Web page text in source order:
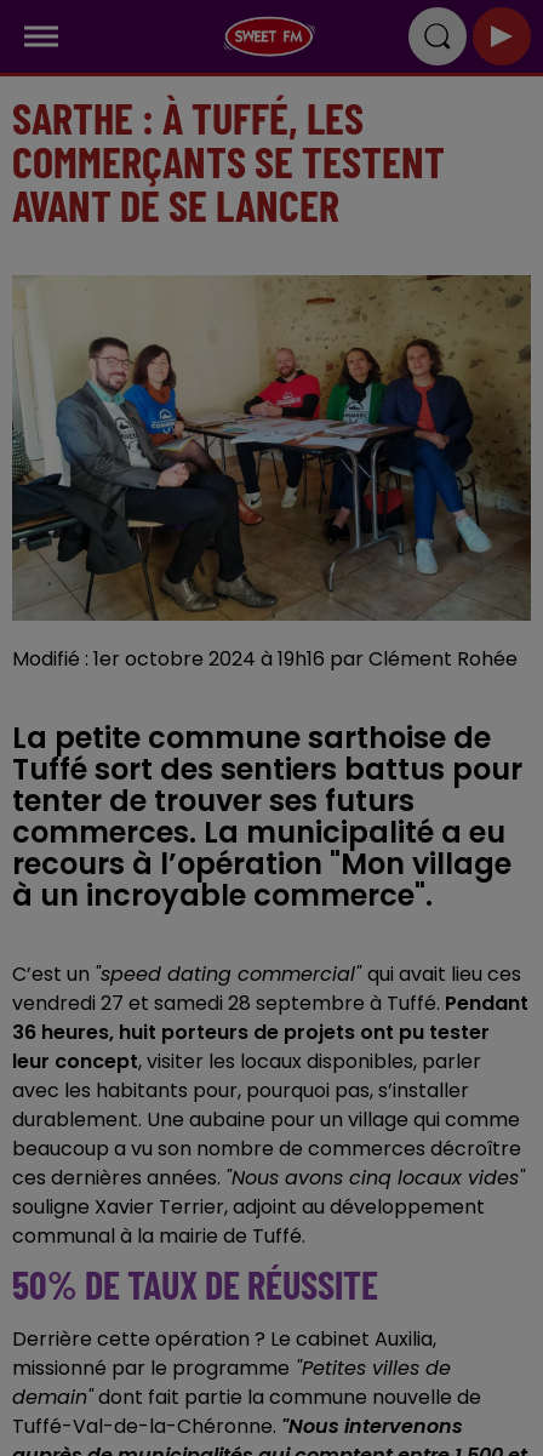
SARTHE : À TUFFÉ, LES
COMMERÇANTS SE TESTENT
AVANT DE SE LANCER
Modifié : 1er octobre 2024 à 19h16 par Clément Rohée
La petite commune sarthoise de
Tuffé sort des sentiers battus pour
tenter de trouver ses futurs
commerces. La municipalité a eu
recours à l’opération "Mon village
à un incroyable commerce".
C’est un "speed dating commercial"qui avait lieu ces
vendredi 27 et samedi 28 septembre à Tuffé. Pendant
36 heures, huit porteurs de projets ont pu tester
leur concept, visiter les locaux disponibles, parler
avec les habitants pour, pourquoi pas, s’installer
durablement. Une aubaine pour un village qui comme
beaucoup a vu son nombre de commerces décroître
ces dernières années. "Nous avons cinq locaux vides"
souligne Xavier Terrier, adjoint au développement
communal à la mairie de Tuffé.
50% DE TAUX DE RÉUSSITE
Derrière cette opération ? Le cabinet Auxilia,
missionné par le programme "Petites villes de
demain"dont fait partie la commune nouvelle de
Tuffé-Val-de-la-Chéronne. "Nous intervenons